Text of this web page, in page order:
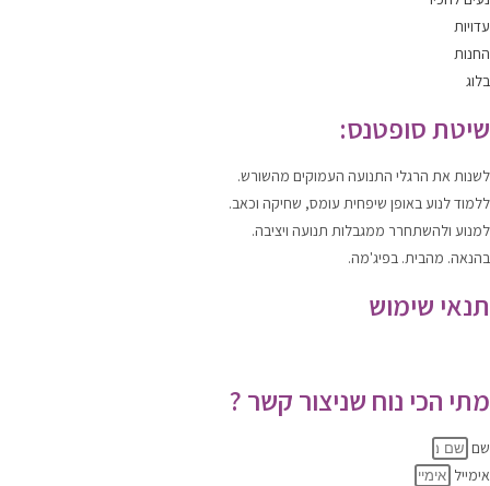
עדויות
החנות
בלוג
שיטת סופטנס:
לשנות את הרגלי התנועה העמוקים מהשורש.
ללמודלנועבאופן שיפחית עומס, שחיקה וכאב.
למנוע ולהשתחרר ממגבלות תנועה ויציבה.
בהנאה. מהבית. בפיג'מה.
תנאי שימוש
מתי הכי נוח שניצור קשר ?
שם
אימייל